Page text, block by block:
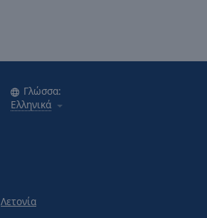
Γλώσσα:
Ελληνικά
Λετονία